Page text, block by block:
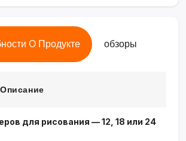
О Продукте обзоры
для рисования — 12, 18 или 24